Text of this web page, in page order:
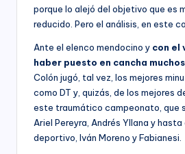
porque lo alejó del objetivo que es
reducido. Pero el análisis, en este
Ante el elenco mendocino y con el
haber puesto en cancha
Colón jugó, tal vez, los mejores
como DT y, quizás, de los mejores
este traumático campeonato, que
Ariel Pereyra, Andrés Yllana y
deportivo, Iván Moreno y Fabianesi.